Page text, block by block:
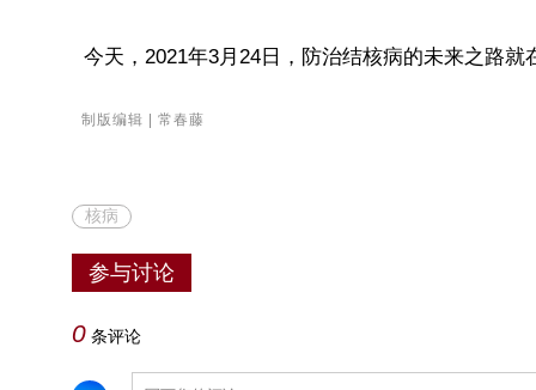
今天，2021年3月24日，防治结核病的未来之路就
制版编辑 | 常春藤
核病
参与讨论
0 条评论